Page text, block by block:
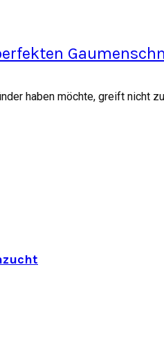
haben möchte, greift nicht